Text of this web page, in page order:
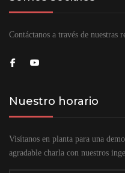
Contáctanos a través de nuestras
Nuestro horario
Visítanos en planta para una
agradable charla con nuestros